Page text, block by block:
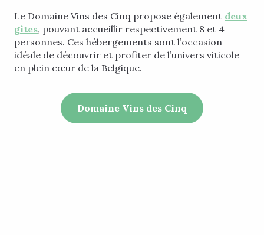
Le Domaine Vins des Cinq propose également deux
gîtes, pouvant accueillir respectivement 8 et 4
personnes. Ces hébergements sont l’occasion
idéale de découvrir et profiter de l’univers viticole
en plein cœur de la Belgique.
Domaine Vins des Cinq